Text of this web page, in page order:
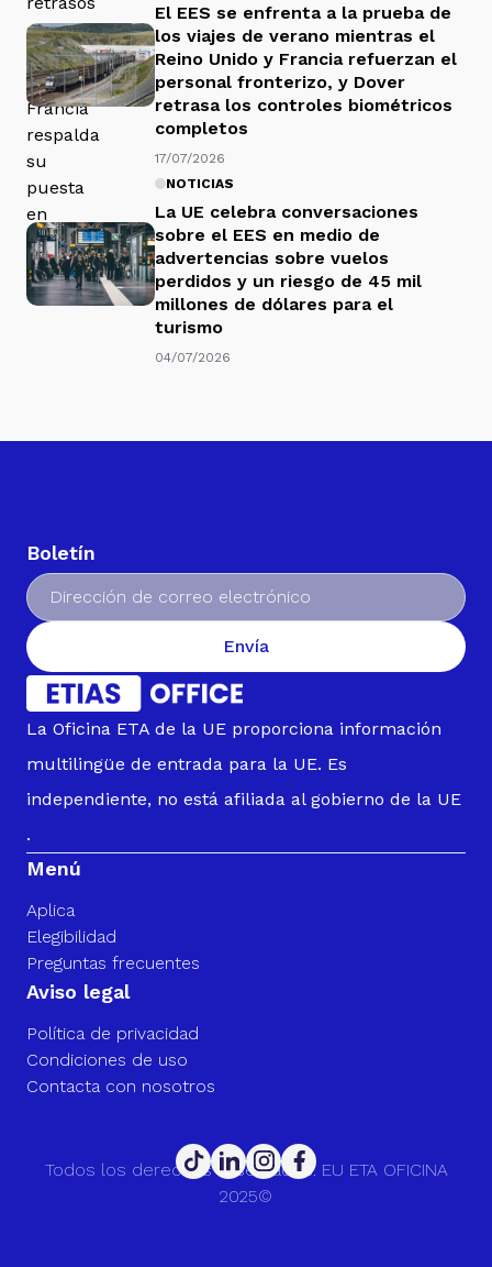
El EES se enfrenta a la prueba de
los viajes de verano mientras el
Reino Unido y Francia refuerzan el
personal fronterizo, y Dover
retrasa los controles biométricos
completos
17/07/2026
NOTICIAS
La UE celebra conversaciones
sobre el EES en medio de
advertencias sobre vuelos
perdidos y un riesgo de 45 mil
millones de dólares para el
turismo
04/07/2026
Boletín
Envía
La Oficina ETA de la UE proporciona información
multilingüe de entrada para la UE. Es
independiente, no está afiliada al gobierno de la UE
.
Menú
Aplica
Elegibilidad
Preguntas frecuentes
Aviso legal
Política de privacidad
Condiciones de uso
Contacta con nosotros
Todos los derechos reservados. EU ETA OFICINA
2025©